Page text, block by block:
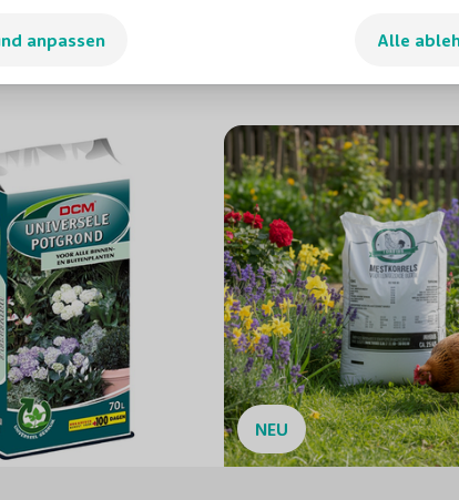
anpassen Alle
Verwendung
Topf/Wurzelbal/
NEU